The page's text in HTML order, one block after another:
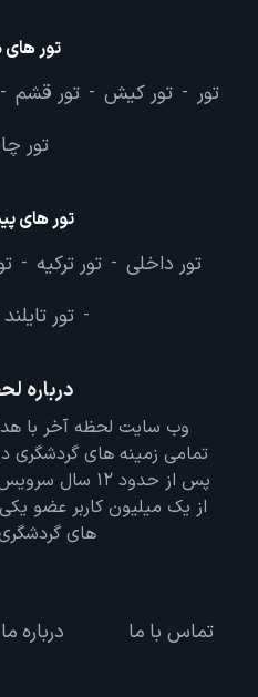
تور های
تور - تور کیش - تور قشم -
تور
تور های
تور داخلی - تور ترکیه -
- تور تایلند
درباره
وب سایت لحظه آخر با
پس از حدود 12
از یک میلیون کاربر عضو یکی
های
تماس با ما درباره ما